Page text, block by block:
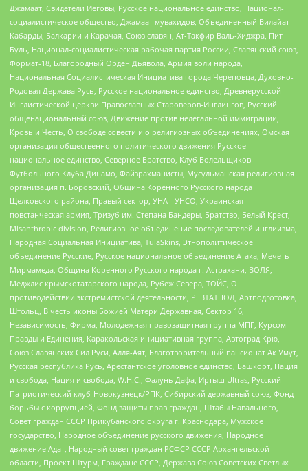
Джамаат, Свидетели Иеговы, Русское национальное единство, Национал-
социалистическое общество, Джамаат мувахидов, Объединенный Вилайат
Кабарды, Балкарии и Карачая, Союз славян, Ат-Такфир Валь-Хиджра, Пит
Буль, Национал-социалистическая рабочая партия России, Славянский союз,
Формат-18, Благородный Орден Дьявола, Армия воли народа,
Национальная Социалистическая Инициатива города Череповца, Духовно-
Родовая Держава Русь, Русское национальное единство, Древнерусской
Инглистической церкви Православных Староверов-Инглингов, Русский
общенациональный союз, Движение против нелегальной иммиграции,
Кровь и Честь, О свободе совести и о религиозных объединениях, Омская
организация общественного политического движения Русское
национальное единство, Северное Братство, Клуб Болельщиков
Футбольного Клуба Динамо, Файзрахманисты, Мусульманская религиозная
организация п. Боровский, Община Коренного Русского народа
Щелковского района, Правый сектор, УНА - УНСО, Украинская
повстанческая армия, Тризуб им. Степана Бандеры, Братство, Белый Крест,
Misanthropic division, Религиозное объединение последователей инглиизма,
Народная Социальная Инициатива, TulaSkins, Этнополитическое
объединение Русские, Русское национальное объединение Атака, Мечеть
Мирмамеда, Община Коренного Русского народа г. Астрахани, ВОЛЯ,
Меджлис крымскотатарского народа, Рубеж Севера, ТОЙС, О
противодействии экстремистской деятельности, РЕВТАТПОД, Артподготовка,
Штольц, В честь иконы Божией Матери Державная, Сектор 16,
Независимость, Фирма, Молодежная правозащитная группа МПГ, Курсом
Правды и Единения, Каракольская инициативная группа, Автоград Крю,
Союз Славянских Сил Руси, Алля-Аят, Благотворительный пансионат Ак Умут,
Русская республика Русь, Арестантское уголовное единство, Башкорт, Нация
и свобода, Нация и свобода, W.H.С., Фалунь Дафа, Иртыш Ultras, Русский
Патриотический клуб-Новокузнецк/РПК, Сибирский державный союз, Фонд
борьбы с коррупцией, Фонд защиты прав граждан, Штабы Навального,
Совет граждан СССР Прикубанского округа г. Краснодара, Мужское
государство, Народное объединение русского движения, Народное
движение Адат, Народный совет граждан РСФСР СССР Архангельской
области, Проект Штурм, Граждане СССР, Держава Союз Советских Светлых